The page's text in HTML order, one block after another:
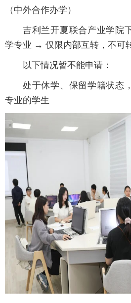
（中外合作办学）
吉利兰开夏联合产业学院
学专业 → 仅限内部互转，不可
以下情况暂不能申请：
处于休学、保留学籍状态
专业的学生